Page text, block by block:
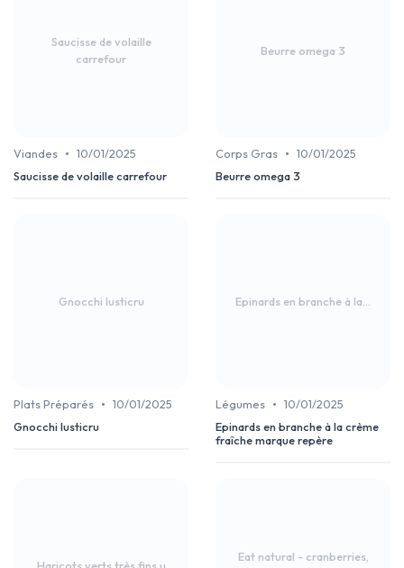
Saucisse de volaille
carrefour
Viandes • 10/01/2025
Saucisse de volaille carrefour
Beurre omega 3
Corps Gras • 10/01/2025
Beurre omega 3
Gnocchi lusticru
Plats Préparés • 10/01/2025
Gnocchi lusticru
Epinards en branche à la...
Légumes • 10/01/2025
Epinards en branche à la crème
fraîche marque repère
Eat natural - cranberries,